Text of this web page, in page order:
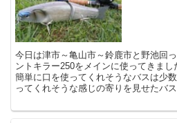
今日は津市～亀山市～鈴鹿市と野池回
ントキラー250をメインに使ってきま
簡単に口を使ってくれそうなバスは少
ってくれそうな感じの寄りを見せたバ